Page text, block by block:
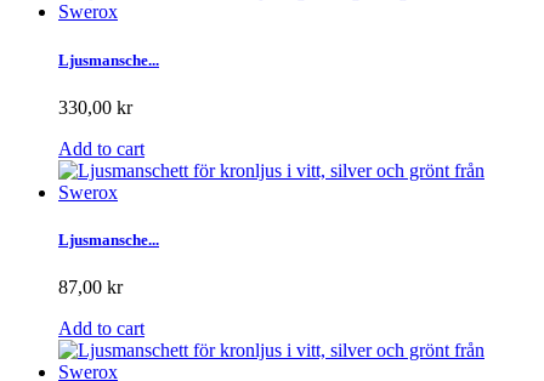
Ljusmansche...
330,00 kr
Add to cart
Ljusmansche...
87,00 kr
Add to cart